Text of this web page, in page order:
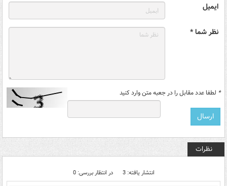
ایمیل
نظر شما *
* لطفا عدد مقابل را در جعبه متن وارد کنید
نظرات
انتشار یافته: 3 در انتظار بررسی: 0